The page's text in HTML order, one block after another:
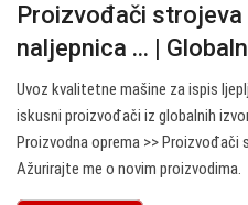
Proizvođači
naljepnica ... |
Uvoz kvalitetne mašine za ispis
iskusni proizvođači iz globalnih
Proizvodna oprema >> Proizvođači
Ažurirajte me o novim proizvodima.